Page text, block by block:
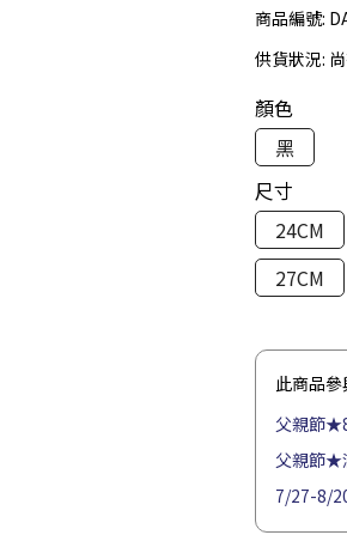
商品編號:
供貨狀況:
顏色
黑
尺寸
24CM
27CM
此商品
父親節
父親節★
7/27-8/